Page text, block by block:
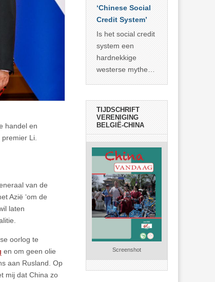
handel en
Li.
van de
Azië ‘om de
laten
oorlog te
en om geen olie
aan Rusland. Op
mij dat China zo
zien dat
… >> lees meer
voorbije veertig
jaar in slaagde
meer dan 800
miljoen mensen
uit de armoede
… >> lees meer
‘Chinese Social
Credit System’
Is het social credit
system een
hardnekkige
westerse mythe of
TIJDSCHRIFT
VERENIGING
BELGIË-CHINA
Screenshot